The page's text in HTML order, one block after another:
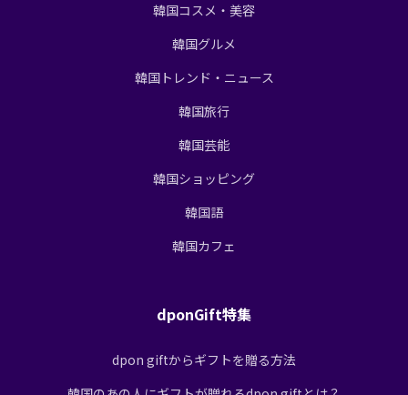
韓国コスメ・美容
韓国グルメ
韓国トレンド・ニュース
韓国旅行
韓国芸能
韓国ショッピング
韓国語
韓国カフェ
dponGift特集
dpon giftからギフトを贈る方法